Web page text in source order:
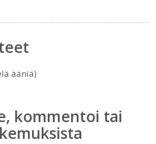
ääniä)
kommentoi tai